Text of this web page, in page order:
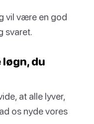
vil være en god
svaret.
løgn, du
at alle lyver,
os nyde vores